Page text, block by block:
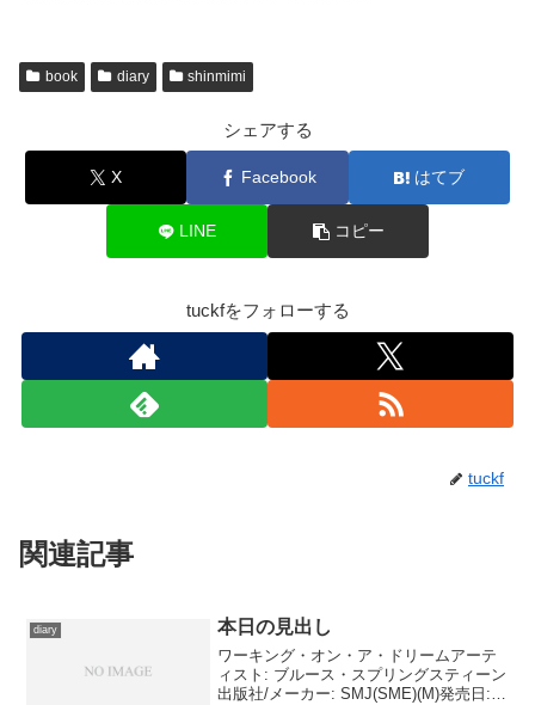
book diary shinmimi
シェアする
X Facebook はてブ
LINE コピー
tuckfをフォローする
tuckf
関連記事
diary 本日の見出し
ワーキング・オン・ア・ドリームアーテ
ィスト: ブルース・スプリングスティーン
出版社/メーカー: SMJ(SME)(M)発売日: